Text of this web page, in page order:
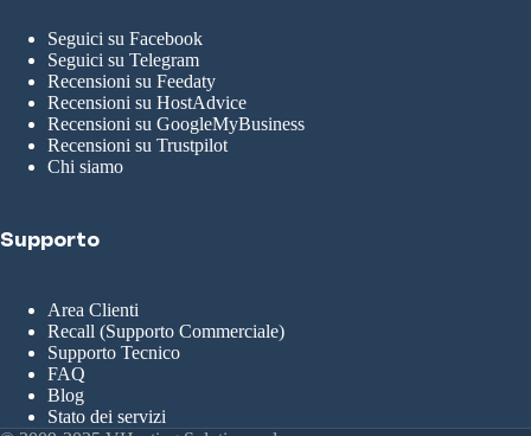
Seguici su Facebook
Seguici su Telegram
Recensioni su Feedaty
Recensioni su HostAdvice
Recensioni su GoogleMyBusiness
Recensioni su Trustpilot
Chi siamo
Supporto
Area Clienti
Recall (Supporto Commerciale)
Supporto Tecnico
FAQ
Blog
Stato dei servizi